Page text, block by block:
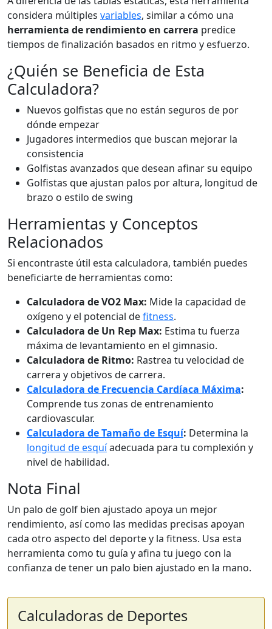
considera múltiples variables, similar a cómo una
herramienta de rendimiento en carrera predice
tiempos de finalización basados en ritmo y esfuerzo.
¿Quién se Beneficia de Esta
Calculadora?
Nuevos golfistas que no están seguros de por
dónde empezar
Jugadores intermedios que buscan mejorar la
consistencia
Golfistas avanzados que desean afinar su equipo
Golfistas que ajustan palos por altura, longitud de
brazo o estilo de swing
Herramientas y Conceptos
Relacionados
Si encontraste útil esta calculadora, también puedes
beneficiarte de herramientas como:
Calculadora de VO2 Max: Mide la capacidad de
oxígeno y el potencial defitness.
Calculadora de Un Rep Max: Estima tu fuerza
máxima de levantamiento en el gimnasio.
Calculadora de Ritmo: Rastrea tu velocidad de
carrera y objetivos de carrera.
Calculadora de Frecuencia Cardíaca Máxima:
Comprende tus zonas de entrenamiento
cardiovascular.
Calculadora de Tamaño de Esquí: Determina la
longitud de esquíadecuada para tu complexión y
nivel de habilidad.
Nota Final
Un palo de golf bien ajustado apoya un mejor
rendimiento, así como las medidas precisas apoyan
cada otro aspecto del deporte y la fitness. Usa esta
herramienta como tu guía y afina tu juego con la
confianza de tener un palo bien ajustado en la mano.
Calculadoras de Deportes